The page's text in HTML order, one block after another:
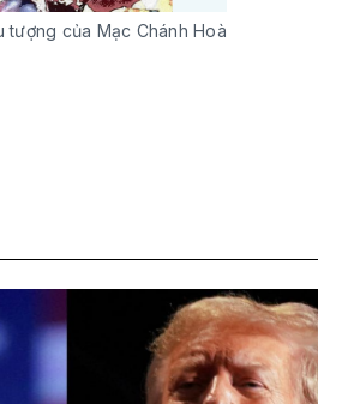
tượng của Mạc Chánh Hoà